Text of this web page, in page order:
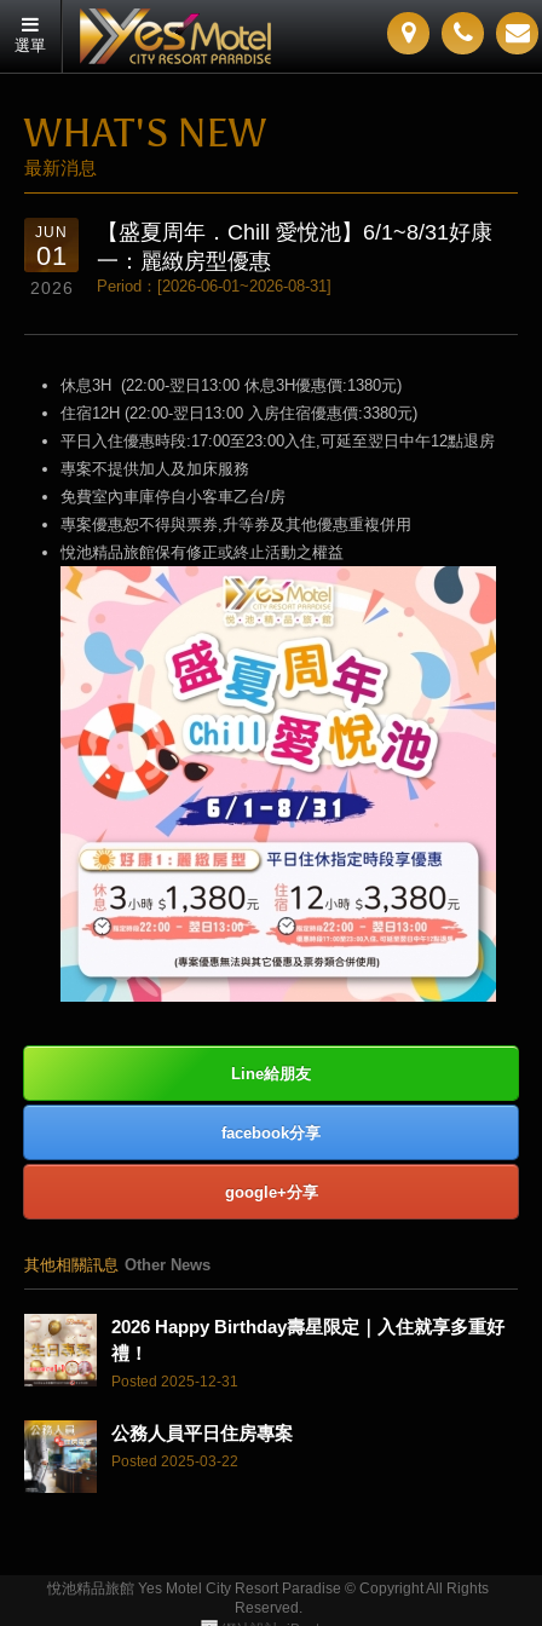
選單
WHAT'S NEW
最新消息
JUN
01
2026
【盛夏周年．Chill 愛悅池】6/1~8/31好康
一：麗緻房型優惠
Period：[2026-06-01~2026-08-31]
休息3H (22:00-翌日13:00 休息3H優惠價:1380元)
住宿12H (22:00-翌日13:00 入房住宿優惠價:3380元)
平日入住優惠時段:17:00至23:00入住,可延至翌日中午12點退房
專案不提供加人及加床服務
免費室內車庫停自小客車乙台/房
專案優惠恕不得與票券,升等券及其他優惠重複併用
悅池精品旅館保有修正或終止活動之權益
Line給朋友
facebook分享
google+分享
其他相關訊息 Other News
2026 Happy Birthday壽星限定｜入住就享多重好
禮！
Posted 2025-12-31
公務人員平日住房專案
Posted 2025-03-22
悅池精品旅館 Yes Motel City Resort Paradise © Copyright All Rights
Reserved.